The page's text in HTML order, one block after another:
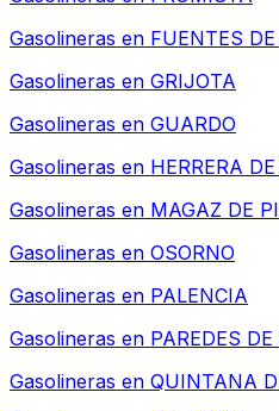
Gasolineras en FUENTES
Gasolineras en GRIJOTA
Gasolineras en GUARDO
Gasolineras en HERRERA
Gasolineras en MAGAZ DE
Gasolineras en OSORNO
Gasolineras en PALENCIA
Gasolineras en PAREDES
Gasolineras en QUINTANA